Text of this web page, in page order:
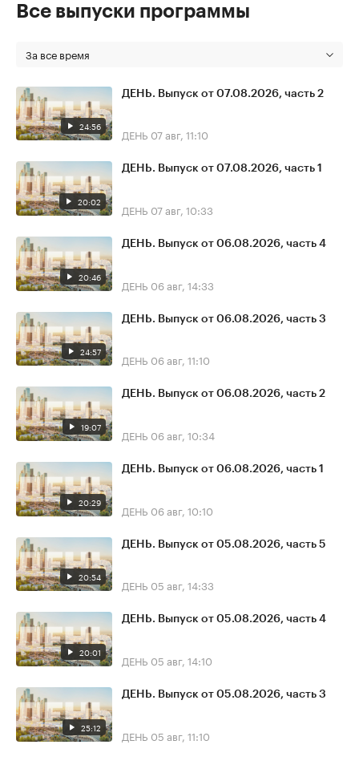
Все выпуски программы
За все время
24:56
ДЕНЬ. Выпуск от 07.08.2026, часть 2
ДЕНЬ 07 авг, 11:10
20:02
ДЕНЬ. Выпуск от 07.08.2026, часть 1
ДЕНЬ 07 авг, 10:33
20:46
ДЕНЬ. Выпуск от 06.08.2026, часть 4
ДЕНЬ 06 авг, 14:33
24:57
ДЕНЬ. Выпуск от 06.08.2026, часть 3
ДЕНЬ 06 авг, 11:10
19:07
ДЕНЬ. Выпуск от 06.08.2026, часть 2
ДЕНЬ 06 авг, 10:34
20:29
ДЕНЬ. Выпуск от 06.08.2026, часть 1
ДЕНЬ 06 авг, 10:10
20:54
ДЕНЬ. Выпуск от 05.08.2026, часть 5
ДЕНЬ 05 авг, 14:33
20:01
ДЕНЬ. Выпуск от 05.08.2026, часть 4
ДЕНЬ 05 авг, 14:10
25:12
ДЕНЬ. Выпуск от 05.08.2026, часть 3
ДЕНЬ 05 авг, 11:10